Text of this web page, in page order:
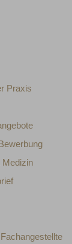
Praxis
Medizin